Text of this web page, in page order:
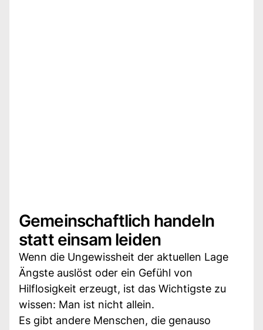
Gemeinschaftlich handeln
statt einsam leiden
Wenn die Ungewissheit der aktuellen Lage
Ängste auslöst oder ein Gefühl von
Hilflosigkeit erzeugt, ist das Wichtigste zu
wissen: Man ist nicht allein.
Es gibt andere Menschen, die genauso